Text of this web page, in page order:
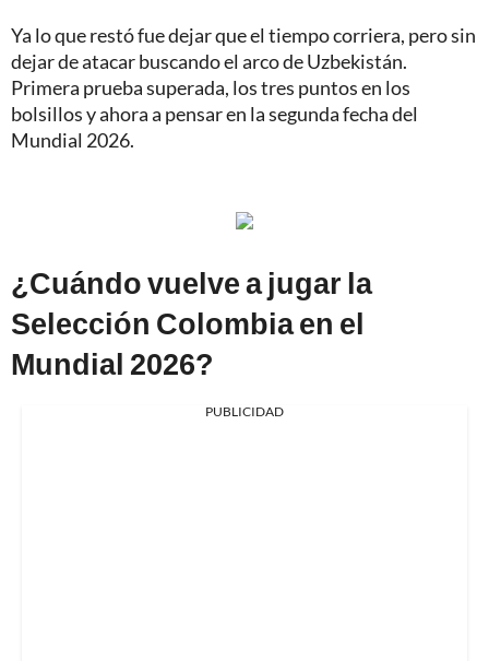
Ya lo que restó fue dejar que el tiempo corriera, pero sin
dejar de atacar buscando el arco de Uzbekistán.
Primera prueba superada, los tres puntos en los
bolsillos y ahora a pensar en la segunda fecha del
Mundial 2026.
¿Cuándo vuelve a jugar la
Selección Colombia en el
Mundial 2026?
PUBLICIDAD